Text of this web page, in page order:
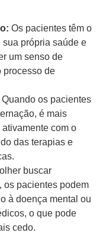
Os pacientes têm o
sua própria saúde e
um senso de
processo de
Quando os pacientes
é mais
com o
das terapias e
buscar
os pacientes podem
à doença mental ou
o que pode
cedo.